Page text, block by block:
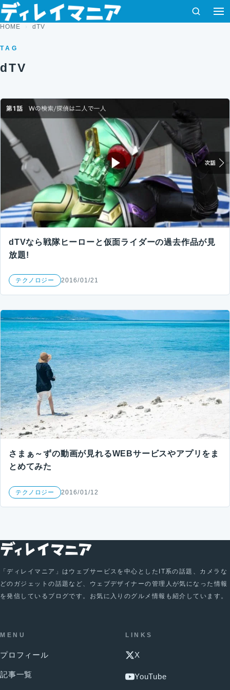
コンテンツへスキップ
検索
HOME dTV
TAG
dTV
dTVなら戦隊ヒーローと仮面ライダーの過去作品が見
放題!
テクノロジー 2016/01/21
さまぁ～ずの動画が見れるWEBサービスやアプリをま
とめてみた
テクノロジー 2016/01/12
「ディレイマニア」はウェブサービスを中心としたIT系の話題、カメラな
どのガジェットの話題など、ウェブデザイナーの管理人が気になった情報
を発信しているブログです。お気に入りのグルメ情報も紹介しています。
MENU
プロフィール
記事一覧
LINKS
X
YouTube